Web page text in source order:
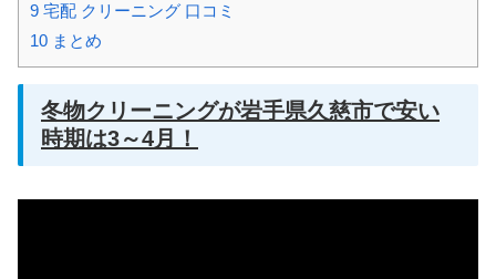
9 宅配 クリーニング 口コミ
10 まとめ
冬物クリーニングが岩手県久慈市で安い
時期は3～4月！